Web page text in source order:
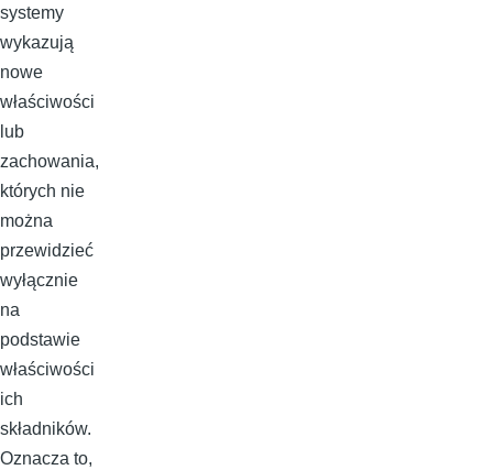
systemy
wykazują
nowe
właściwości
lub
zachowania,
których nie
można
przewidzieć
wyłącznie
na
podstawie
właściwości
ich
składników.
Oznacza to,